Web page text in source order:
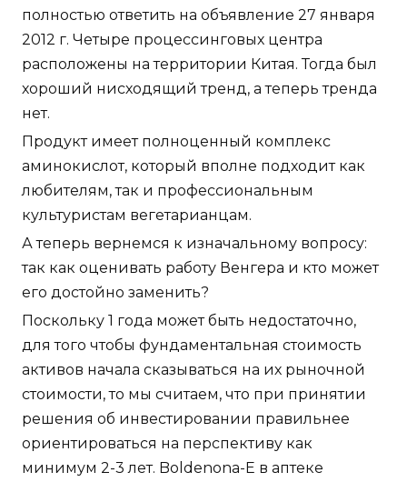
полностью ответить на объявление 27 января
2012 г. Четыре процессинговых центра
расположены на территории Китая. Тогда был
хороший нисходящий тренд, а теперь тренда
нет.
Продукт имеет полноценный комплекс
аминокислот, который вполне подходит как
любителям, так и профессиональным
культуристам вегетарианцам.
А теперь вернемся к изначальному вопросу:
так как оценивать работу Венгера и кто может
его достойно заменить?
Поскольку 1 года может быть недостаточно,
для того чтобы фундаментальная стоимость
активов начала сказываться на их рыночной
стоимости, то мы считаем, что при принятии
решения об инвестировании правильнее
ориентироваться на перспективу как
минимум 2-3 лет. Boldenona-E в аптеке